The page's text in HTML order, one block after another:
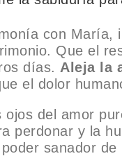
con María,
Que el
días. Aleja la
el dolor
del amor
perdonar y la
sanador